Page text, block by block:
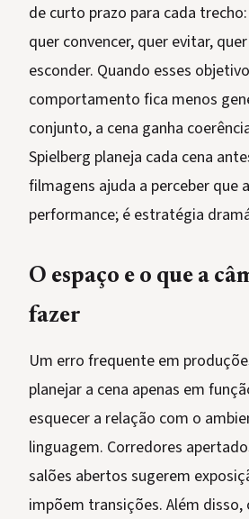
de curto prazo para cada
quer convencer, quer evitar,
esconder. Quando esses
comportamento fica menos
conjunto, a cena ganha
Spielberg planeja cada cena
filmagens ajuda a perceber que
performance; é estratégia
O espaço e o que a
fazer
Um erro frequente em
planejar a cena apenas em
esquecer a relação com o
linguagem. Corredores
salões abertos sugerem
impõem transições. Além disso,